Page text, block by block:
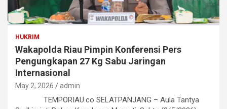
HUKRIM
Wakapolda Riau Pimpin Konferensi Pers
Pengungkapan 27 Kg Sabu Jaringan
Internasional
May 2, 2026 admin
TEMPORIAU.co SELATPANJANG – Aula Tantya